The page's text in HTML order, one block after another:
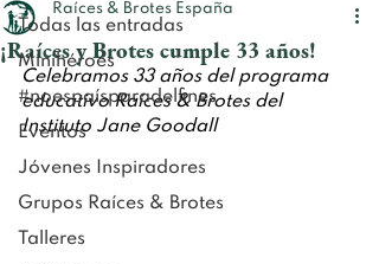
Todas las entradas
Minihéroes
#noespaísparadelfines
Eventos
Jóvenes Inspiradores
Grupos Raíces & Brotes
Talleres
¡Raíces y Brotes cumple 33 años!
Raíces & Brotes España
Celebramos 33 años del programa
educativo Raíces & Brotes del
Instituto Jane Goodall